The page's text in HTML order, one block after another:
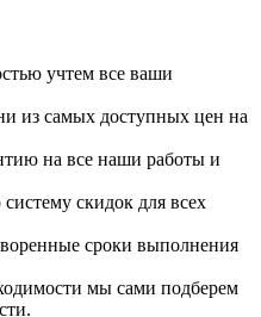
учтем все ваши
из самых доступных цен на
на все наши работы и
скидок для всех
сроки выполнения
мы сами подберем